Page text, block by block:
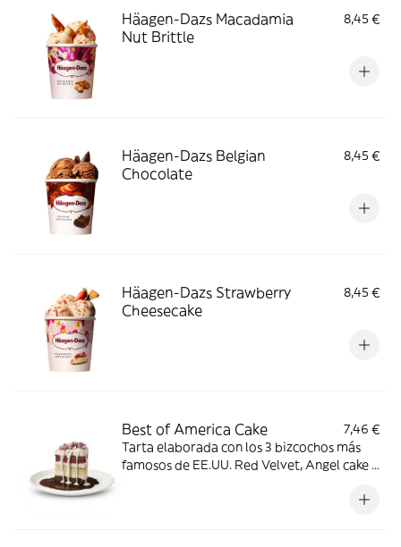
Häagen-Dazs Macadamia
Nut Brittle
8,45 €
Häagen-Dazs Belgian
Chocolate
8,45 €
Häagen-Dazs Strawberry
Cheesecake
8,45 €
Best of America Cake
7,46 €
Tarta elaborada con los 3 bizcochos más
famosos de EE.UU. Red Velvet, Angel cake y